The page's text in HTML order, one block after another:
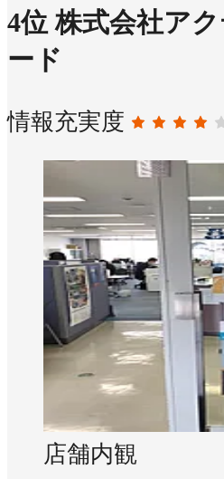
4位株式会社ア
ード
情報充実度
店舗内観